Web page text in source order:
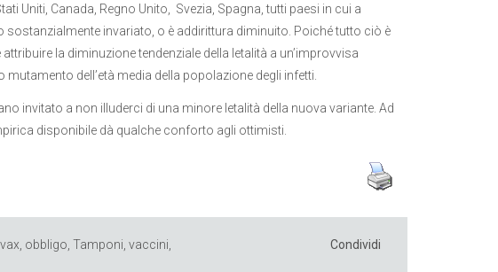
Uniti, Canada, Regno Unito, Svezia, Spagna, tutti paesi in cui a
invariato, o è addirittura diminuito. Poiché tutto ciò è
la diminuzione tendenziale della letalità a un’improvvisa
dell’età media della popolazione degli infetti.
invitato a non illuderci di una minore letalità della nuova variante. Ad
disponibile dà qualche conforto agli ottimisti.
obbligo Tamponi vaccini Condividi